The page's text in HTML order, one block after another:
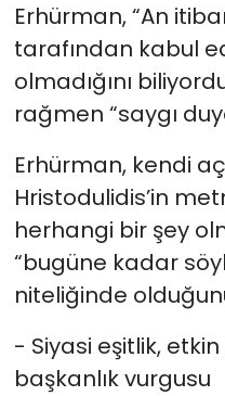
Erhürman, “An
tarafından kabul
olmadığını
rağmen “saygı
Erhürman, kendi
Hristodulidis’in
herhangi bir şey
“bugüne kadar
niteliğinde
- Siyasi eşitlik,
başkanlık vurgusu